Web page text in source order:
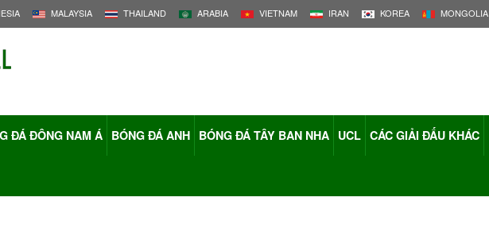
MALAYSIA THAILAND ARABIA VIETNAM IRAN KOREA MONGOLIA
ĐÁ ĐÔNG NAM Á BÓNG ĐÁ ANH BÓNG ĐÁ TÂY BAN NHA UCL CÁC GIẢI ĐẤU KHÁC